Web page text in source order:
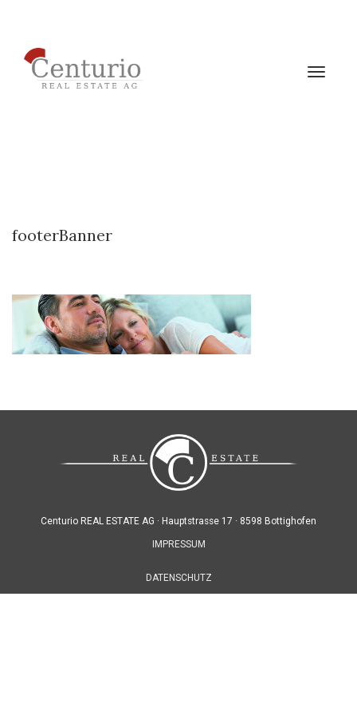
Toggle
footerBanner
Centurio REAL ESTATE AG · Hauptstrasse 17 · 8598 Bottighofen
IMPRESSUM
DATENSCHUTZ